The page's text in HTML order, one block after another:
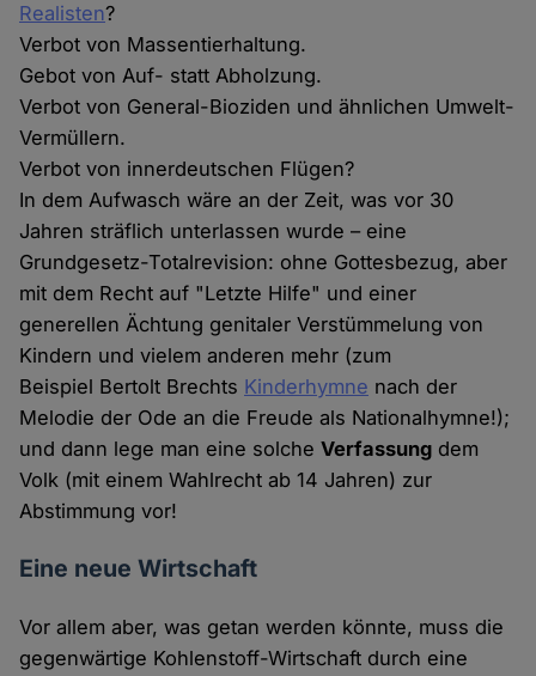
Realisten?
Verbot von Massentierhaltung.
Gebot von Auf- statt Abholzung.
Verbot von General-Bioziden und ähnlichen Umwelt-
Vermüllern.
Verbot von innerdeutschen Flügen?
In dem Aufwasch wäre an der Zeit, was vor 30
Jahren sträflich unterlassen wurde – eine
Grundgesetz-Totalrevision: ohne Gottesbezug, aber
mit dem Recht auf "Letzte Hilfe" und einer
generellen Ächtung genitaler Verstümmelung von
Kindern und vielem anderen mehr (zum
Beispiel Bertolt Brechts Kinderhymne nach der
Melodie der Ode an die Freude als Nationalhymne!);
und dann lege man eine solcheVerfassung dem
Volk (mit einem Wahlrecht ab 14 Jahren) zur
Abstimmung vor!
Eine neue Wirtschaft
Vor allem aber, was getan werden könnte, muss die
gegenwärtige Kohlenstoff-Wirtschaft durch eine